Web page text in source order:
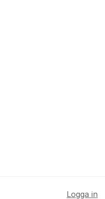
Logga in